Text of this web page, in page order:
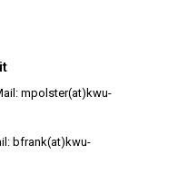
mpolster(at)kwu-
bfrank(at)kwu-